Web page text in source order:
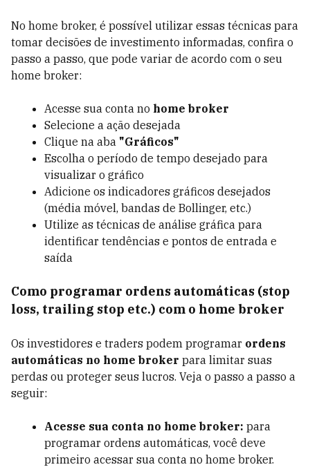
No home broker, é possível utilizar essas técnicas para
tomar decisões de investimento informadas, confira o
passo a passo, que pode variar de acordo com o seu
home broker:
Acesse sua conta no home broker
Selecione a ação desejada
Clique na aba "Gráficos"
Escolha o período de tempo desejado para
visualizar o gráfico
Adicione os indicadores gráficos desejados
(média móvel, bandas de Bollinger, etc.)
Utilize as técnicas de análise gráfica para
identificar tendências e pontos de entrada e
saída
Como programar ordens automáticas (stop
loss, trailing stop etc.) com o home broker
Os investidores e traders podem programar ordens
automáticas no home broker para limitar suas
perdas ou proteger seus lucros. Veja o passo a passo a
seguir:
Acesse sua conta no home broker: para
programar ordens automáticas, você deve
primeiro acessar sua conta no home broker.